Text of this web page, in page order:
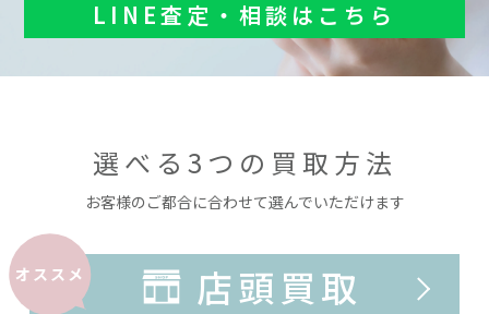
LINE査定・相談はこちら
選べる3つの買取方法
お客様のご都合に合わせて選んでいただけます
オススメ
店頭買取